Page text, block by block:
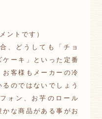
ントです）
、どうしても「チョ
ーキ」といった定番
客様もメーカーの冷
のではないでしょう
ォン、お芋のロール
な商品がある事がお